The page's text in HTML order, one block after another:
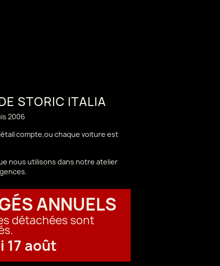
STORIC ITALIA
2006
compte,ou chaque voiture est
nous utilisons dans notre atelier
ANNUELS
détachées sont
17 août